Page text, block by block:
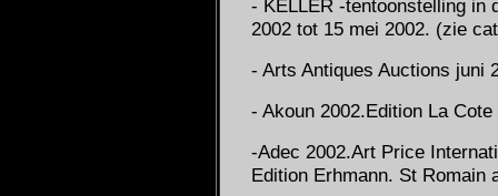
- KELLER -tentoonstelling in
2002 tot 15 mei 2002. (zie
- Arts Antiques Auctions juni
- Akoun 2002.Edition La
-Adec 2002.Art Price
Edition Erhmann. St Romain